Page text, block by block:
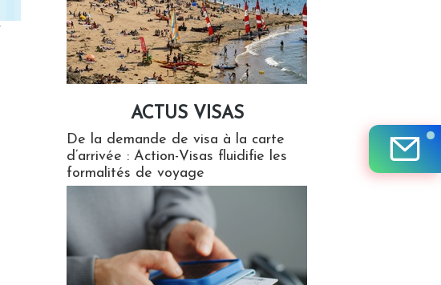
ACTUS VISAS
De la demande de visa à la carte
d’arrivée : Action-Visas fluidifie les
formalités de voyage